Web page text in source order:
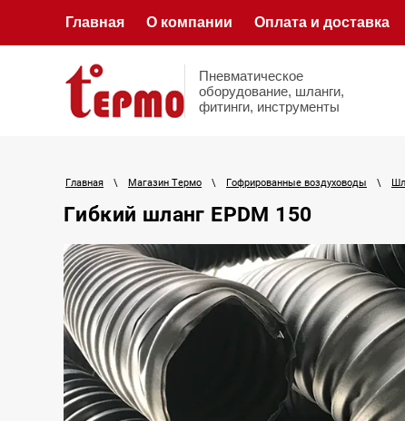
Главная О компании Оплата и доставка
Пневматическое
оборудование, шланги,
фитинги, инструменты
Главная \ Магазин Термо \ Гофрированные воздуховоды \
Гибкий шланг EPDM 150